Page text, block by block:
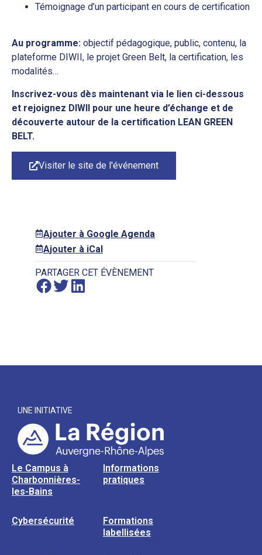
Témoignage d’un participant en cours de certification
Au programme: objectif pédagogique, public, contenu, la
plateforme DIWII, le projet Green Belt, la certification, les
modalités…
Inscrivez-vous dès maintenant via le lien ci-dessous
et rejoignez DIWII pour une heure d’échange et de
découverte autour de la certification LEAN GREEN
BELT.
Visiter le site de l'événement
Ajouter à Google Agenda
Ajouter à iCal
PARTAGER CET ÉVÈNEMENT
UNE INITIATIVE
Le Campus à
Charbonnières-
les-Bains
Informations
pratiques
Cybersécurité
Formations
labellisées